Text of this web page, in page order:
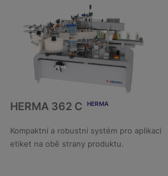
DETAIL
HERMA 362 C HERMA
Kompaktní a robustní systém pro aplikaci
etiket na obě strany produktu.